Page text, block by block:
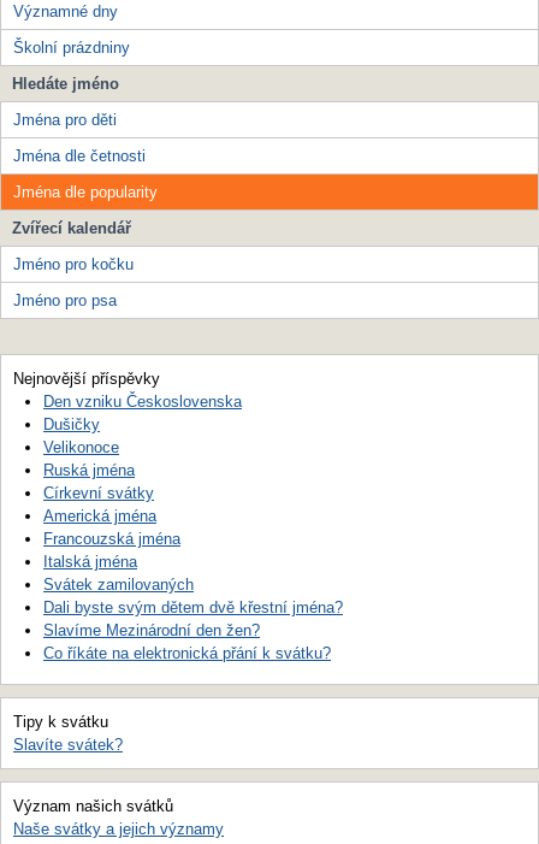
Významné dny
Školní prázdniny
Hledáte jméno
Jména pro děti
Jména dle četnosti
Jména dle popularity
Zvířecí kalendář
Jméno pro kočku
Jméno pro psa
Nejnovější příspěvky
Den vzniku Československa
Dušičky
Velikonoce
Ruská jména
Církevní svátky
Americká jména
Francouzská jména
Italská jména
Svátek zamilovaných
Dali byste svým dětem dvě křestní jména?
Slavíme Mezinárodní den žen?
Co říkáte na elektronická přání k svátku?
Tipy k svátku
Slavíte svátek?
Význam našich svátků
Naše svátky a jejich významy